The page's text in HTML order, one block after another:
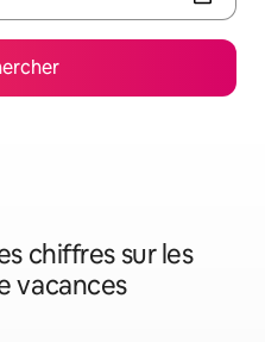
chiffres sur les
vacances